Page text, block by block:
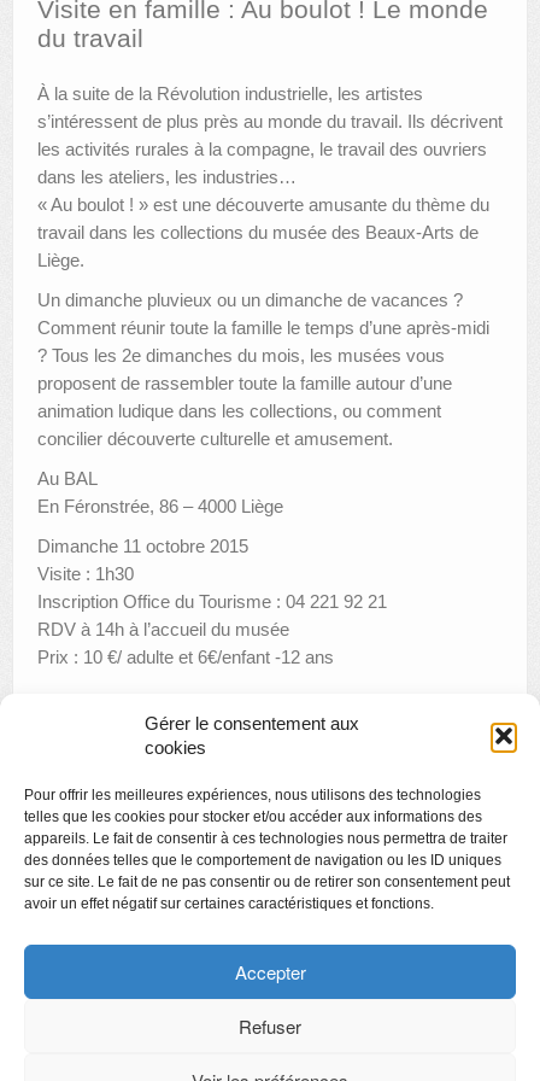
Gérer le consentement aux
cookies
Pour offrir les meilleures expériences, nous utilisons des technologies
telles que les cookies pour stocker et/ou accéder aux informations des
appareils. Le fait de consentir à ces technologies nous permettra de traiter
des données telles que le comportement de navigation ou les ID uniques
sur ce site. Le fait de ne pas consentir ou de retirer son consentement peut
avoir un effet négatif sur certaines caractéristiques et fonctions.
Accepter
Refuser
AUTRES LIEUX
ANIMATIONS DES MUSÉES
PUBLICATIONS
LES APPELS À PROJETS
LE PORTAIL DES COLLECTIONS
Visite en famille : Au boulot ! Le monde
du travail
À la suite de la Révolution industrielle, les artistes
s’intéressent de plus près au monde du travail. Ils décrivent
les activités rurales à la compagne, le travail des ouvriers
dans les ateliers, les industries…
« Au boulot ! » est une découverte amusante du thème du
travail dans les collections du musée des Beaux-Arts de
Liège.
Un dimanche pluvieux ou un dimanche de vacances ?
Comment réunir toute la famille le temps d’une après-midi
? Tous les 2e dimanches du mois, les musées vous
proposent de rassembler toute la famille autour d’une
animation ludique dans les collections, ou comment
concilier découverte culturelle et amusement.
Au BAL
En Féronstrée, 86 – 4000 Liège
Dimanche 11 octobre 2015
Visite : 1h30
Inscription Office du Tourisme : 04 221 92 21
RDV à 14h à l’accueil du musée
Prix : 10 €/ adulte et 6€/enfant -12 ans
Les nouveaux pensionnaires du BAL
Visite thématique « Une histoire de l’éclairage »
Copyright
Politique de confidentialité
Chartes des engagements des opérateurs culturels